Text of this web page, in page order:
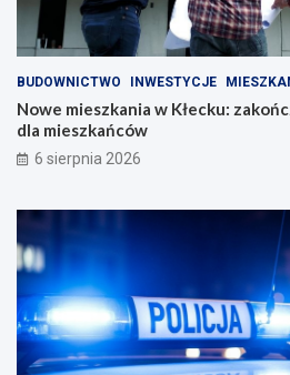
BUDOWNICTWO INWESTYCJE
Nowe mieszkania w Kłecku:
dla mieszkańców
6 sierpnia 2026